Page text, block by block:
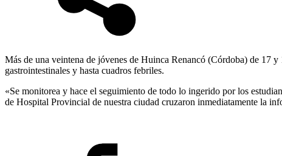
Más de una veintena de jóvenes de Huinca Renancó (Córdoba) de 17
gastrointestinales y hasta cuadros febriles.
«Se monitorea y hace el seguimiento de todo lo ingerido por los
de Hospital Provincial de nuestra ciudad cruzaron inmediatamente la